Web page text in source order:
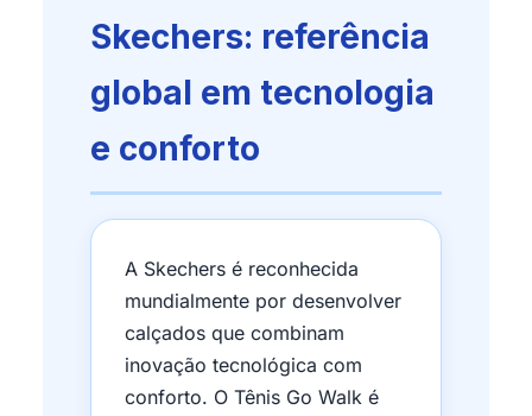
Skechers: referência
global em tecnologia
e conforto
A Skechers é reconhecida
mundialmente por desenvolver
calçados que combinam
inovação tecnológica com
conforto. O Tênis Go Walk é